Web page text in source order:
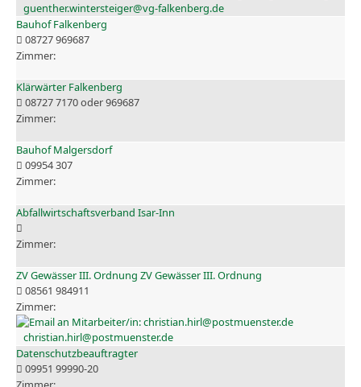
guenther.wintersteiger@vg-falkenberg.de
Bauhof Falkenberg
08727 969687
Klärwärter Falkenberg
08727 7170 oder 969687
Bauhof Malgersdorf
09954 307
Abfallwirtschaftsverband Isar-Inn
ZV Gewässer III. Ordnung ZV Gewässer III. Ordnung
08561 984911
christian.hirl@postmuenster.de
Datenschutzbeauftragter
09951 99990-20